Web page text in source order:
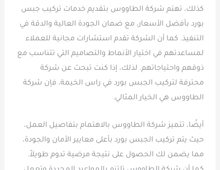
كذلك، تهتم شركة الطاووس بتقديم خدمات تركيب جبس
بورد بأفضل الأسعار، مع ضمان الجودة العالية والدقة في
التنفيذ. كما أن الشركة تقدم استشارات مجانية للعملاء
لمساعدتهم في اختيار الأنماط والتصاميم التي تتناسب مع
ذوقهم واحتياجاتهم. لذلك، إذا كنت تبحث عن شركة
محترفة لتركيب الجبس بورد في راس الخيمة، فإن شركة
الطاووس هي الخيار المثالي.
أيضًا، تتميز شركة الطاووس بالاهتمام بتفاصيل العمل،
حيث يتم تركيب الجبس بورد بأعلى معايير الأمان والجودة،
مما يضمن لك الحصول على نتيجة مرضية تدوم طويلاً.